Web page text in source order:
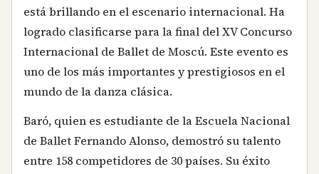
está brillando en el escenario internacional. Ha
logrado clasificarse para la final del XV Concurso
Internacional de Ballet de Moscú. Este evento es
uno de los más importantes y prestigiosos en el
mundo de la danza clásica.
Baró, quien es estudiante de la Escuela Nacional
de Ballet Fernando Alonso, demostró su talento
entre 158 competidores de 30 países. Su éxito